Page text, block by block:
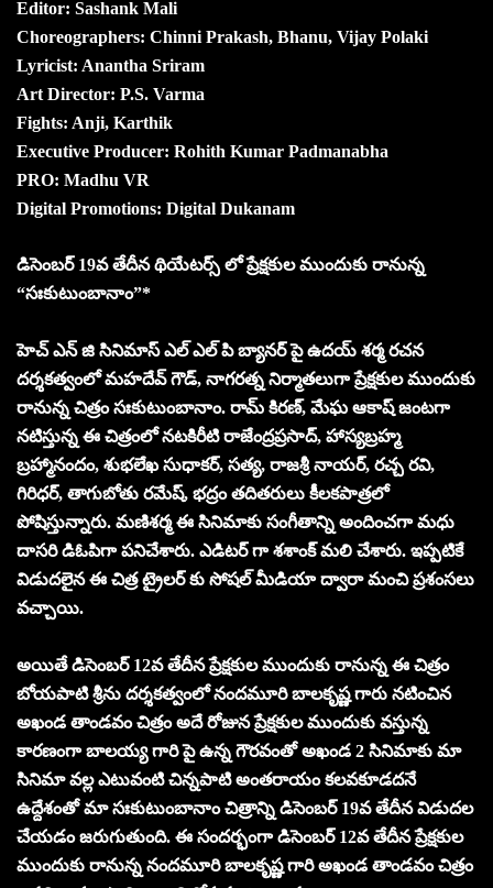
Editor: Sashank Mali
Choreographers: Chinni Prakash, Bhanu, Vijay Polaki
Lyricist: Anantha Sriram
Art Director: P.S. Varma
Fights: Anji, Karthik
Executive Producer: Rohith Kumar Padmanabha
PRO: Madhu VR
Digital Promotions: Digital Dukanam
డిసెంబర్ 19వ తేదీన థియేటర్స్ లో ప్రేక్షకుల ముందుకు రానున్న
“సఃకుటుంబానాం”*
హెచ్ ఎన్ జి సినిమాస్ ఎల్ ఎల్ పి బ్యానర్ పై ఉదయ్ శర్మ రచన
దర్శకత్వంలో మహదేవ్ గౌడ్, నాగరత్న నిర్మాతలుగా ప్రేక్షకుల ముందుకు
రానున్న చిత్రం సఃకుటుంబానాం. రామ్ కిరణ్, మేఘ ఆకాష్ జంటగా
నటిస్తున్న ఈ చిత్రంలో నటకిరీటి రాజేంద్రప్రసాద్, హాస్యబ్రహ్మ
బ్రహ్మానందం, శుభలేఖ సుధాకర్, సత్య, రాజశ్రీ నాయర్, రచ్చ రవి,
గిరిధర్, తాగుబోతు రమేష్, భద్రం తదితరులు కీలకపాత్రలో
పోషిస్తున్నారు. మణిశర్మ ఈ సినిమాకు సంగీతాన్ని అందించగా మధు
దాసరి డిఓపిగా పనిచేశారు. ఎడిటర్ గా శశాంక్ మలి చేశారు. ఇప్పటికే
విడుదలైన ఈ చిత్ర ట్రైలర్ కు సోషల్ మీడియా ద్వారా మంచి ప్రశంసలు
వచ్చాయి.
అయితే డిసెంబర్ 12వ తేదీన ప్రేక్షకుల ముందుకు రానున్న ఈ చిత్రం
బోయపాటి శ్రీను దర్శకత్వంలో నందమూరి బాలకృష్ణ గారు నటించిన
అఖండ తాండవం చిత్రం అదే రోజున ప్రేక్షకుల ముందుకు వస్తున్న
కారణంగా బాలయ్య గారి పై ఉన్న గౌరవంతో అఖండ 2 సినిమాకు మా
సినిమా వల్ల ఎటువంటి చిన్నపాటి అంతరాయం కలవకూడదనే
ఉద్దేశంతో మా సఃకుటుంబానాం చిత్రాన్ని డిసెంబర్ 19వ తేదీన విడుదల
చేయడం జరుగుతుంది. ఈ సందర్భంగా డిసెంబర్ 12వ తేదీన ప్రేక్షకుల
ముందుకు రానున్న నందమూరి బాలకృష్ణ గారి అఖండ తాండవం చిత్రం